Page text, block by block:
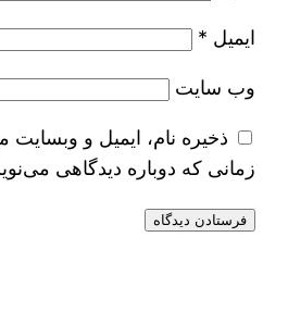
ایمیل *
وب‌ سایت
ذخیره نام، ایمیل و
زمانی که دوباره دیدگاهی